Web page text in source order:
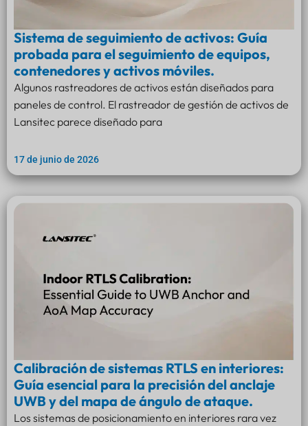
Sistema de seguimiento de activos: Guía
probada para el seguimiento de equipos,
contenedores y activos móviles.
Algunos rastreadores de activos están diseñados para
paneles de control. El rastreador de gestión de activos de
Lansitec parece diseñado para
17 de junio de 2026
Calibración de sistemas RTLS en interiores:
Guía esencial para la precisión del anclaje
UWB y del mapa de ángulo de ataque.
Los sistemas de posicionamiento en interiores rara vez